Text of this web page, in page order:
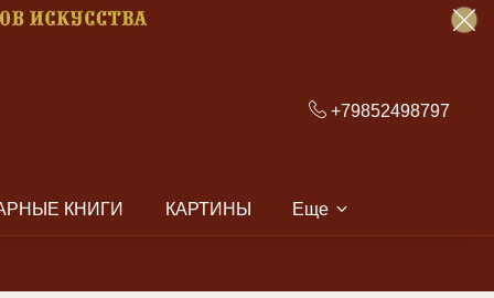
+79852498797
КНИГИ КАРТИНЫ Еще